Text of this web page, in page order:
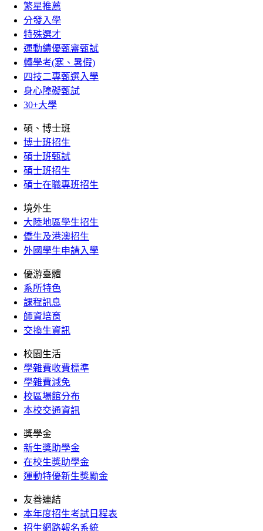
繁星推薦
分發入學
特殊選才
運動績優甄審甄試
轉學考(寒、暑假)
四技二專甄選入學
身心障礙甄試
30+大學
碩、博士班
博士班招生
碩士班甄試
碩士班招生
碩士在職專班招生
境外生
大陸地區學生招生
僑生及港澳招生
外國學生申請入學
優游臺體
系所特色
課程訊息
師資培育
交換生資訊
校園生活
學雜費收費標準
學雜費減免
校區場館分布
本校交通資訊
獎學金
新生獎助學金
在校生獎助學金
運動特優新生獎勵金
友善連結
本年度招生考試日程表
招生網路報名系統